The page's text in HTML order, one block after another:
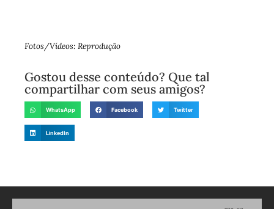
Fotos/Vídeos: Reprodução
Gostou desse conteúdo? Que tal
compartilhar com seus amigos?
WhatsApp Facebook Twitter
LinkedIn